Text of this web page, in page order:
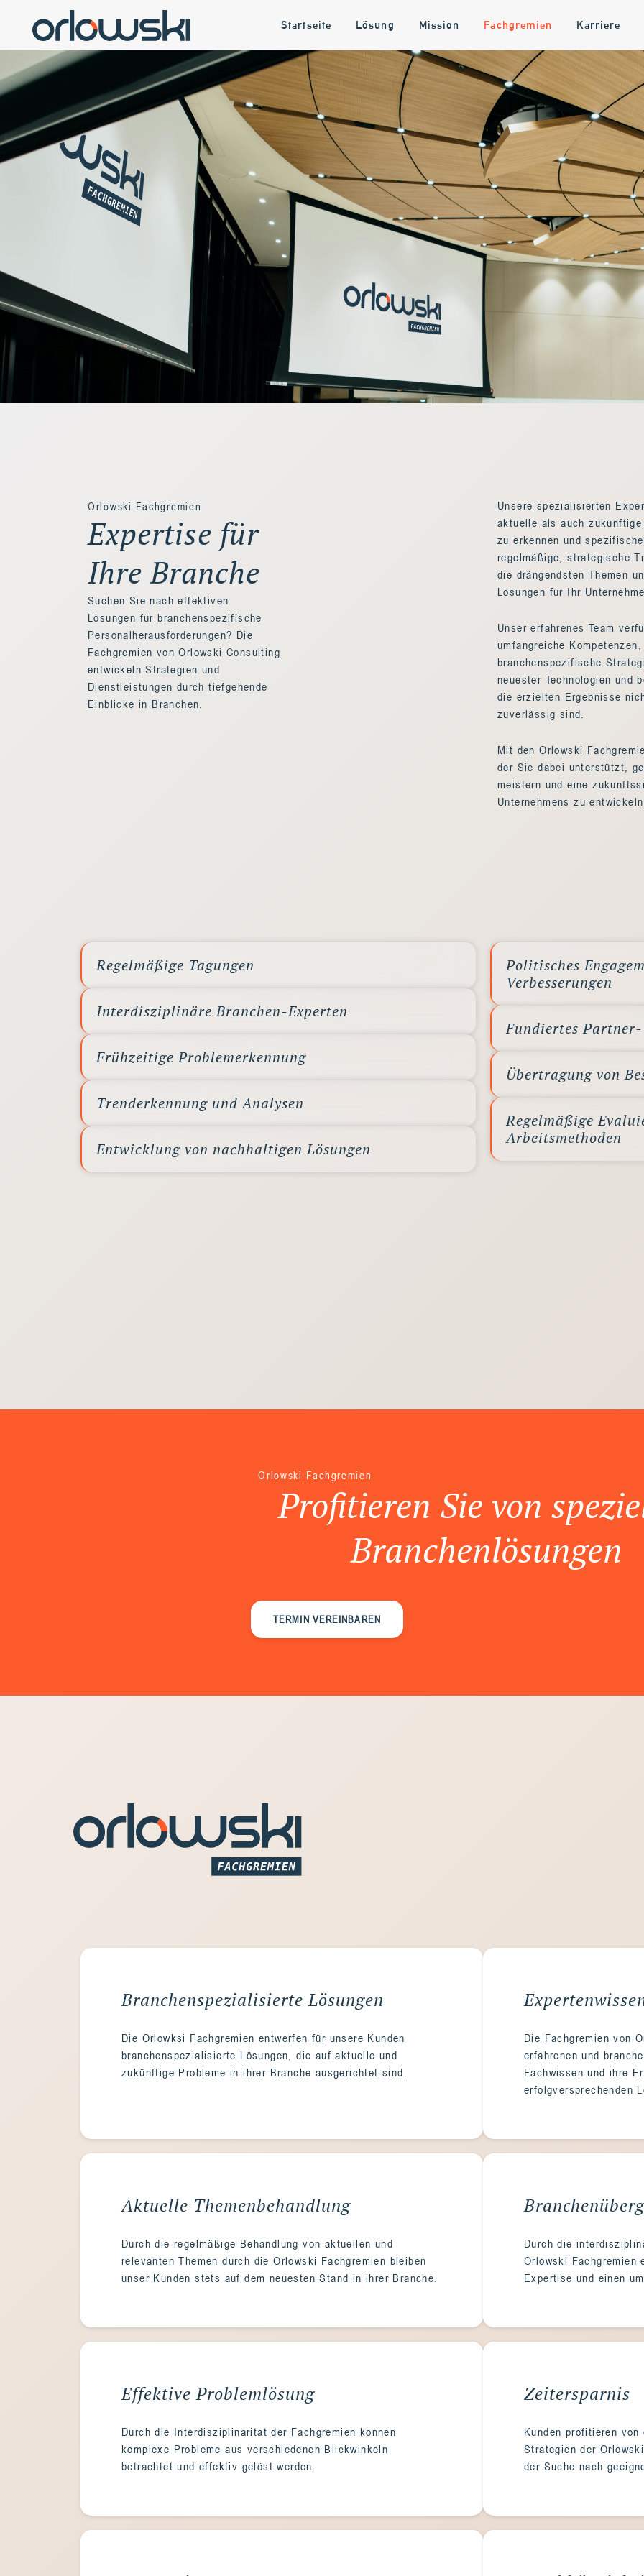
Startseite Lösung Mission Fachgremien Karriere
Orlowski Fachgremien
Expertise für
Ihre Branche
Suchen Sie nach effektiven
Lösungen für branchenspezifische
Personalherausforderungen? Die
Fachgremien von Orlowski Consulting
entwickeln Strategien und
Dienstleistungen durch tiefgehende
Einblicke in Branchen.
Unsere spezialisierten
aktuelle als auch
zu erkennen und
regelmäßige, strategische
die drängendsten Themen
Lösungen für Ihr
Unser erfahrenes Team
umfangreiche
branchenspezifische
neuester Technologien und
die erzielten Ergebnisse
zuverlässig sind.
Mit den Orlowski
der Sie dabei unterstützt,
meistern und eine
Unternehmens zu
Regelmäßige Tagungen
Interdisziplinäre Branchen-Experten
Frühzeitige Problemerkennung
Trenderkennung und Analysen
Entwicklung von nachhaltigen Lösungen
Politisches
Verbesserungen
Fundiertes
Übertragung von
Regelmäßige
Arbeitsmethoden
Orlowski Fachgremien
Profitieren Sie von
Branchenlösungen
TERMIN VEREINBAREN
Branchenspezialisierte Lösungen
Die Orlowksi Fachgremien entwerfen für unsere Kunden
branchenspezialisierte Lösungen, die auf aktuelle und
zukünftige Probleme in ihrer Branche ausgerichtet sind.
Die Fachgremien von
erfahrenen und
Fachwissen und ihre
erfolgversprechenden
Aktuelle Themenbehandlung
Durch die regelmäßige Behandlung von aktuellen und
relevanten Themen durch die Orlowski Fachgremien bleiben
unser Kunden stets auf dem neuesten Stand in ihrer Branche.
Durch die
Orlowski Fachgremien
Expertise und einen
Effektive Problemlösung
Durch die Interdisziplinarität der Fachgremien können
komplexe Probleme aus verschiedenen Blickwinkeln
betrachtet und effektiv gelöst werden.
Zeitersparnis
Kunden profitieren
Strategien der
der Suche nach